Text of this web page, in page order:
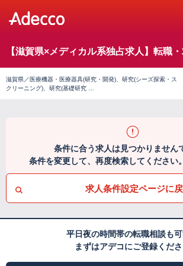
【滋賀県×メディカル系独占求人】転職
滋賀県／医療機器・医療器具(研究・開発)、研究(シーズ探索・ス
クリーニング)、研究(基礎研究 …
条件に合う求人は見つかりません
条件を変更して、再度検索してください
求人条件設定ページに
平日夜の時間帯の転職相談も可
まずはアデコにご登録くだ